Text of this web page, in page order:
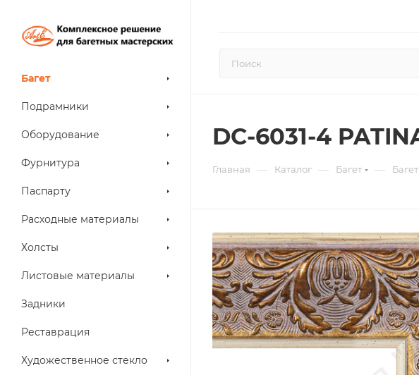
Багет
Подрамники
Оборудование
Фурнитура
Паспарту
Расходные материалы
Холсты
Листовые материалы
Задники
Реставрация
Художественное стекло
DC-6031-4
Главная — Каталог — Багет —